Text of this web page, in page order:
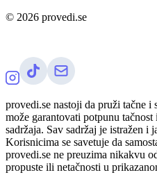
© 2026 provedi.se
provedi.se nastoji da pruži tačne
može garantovati potpunu
sadržaja. Sav sadržaj je istražen i
Korisnicima se savetuje da
provedi.se ne preuzima nikakvu
propuste ili netačnosti u